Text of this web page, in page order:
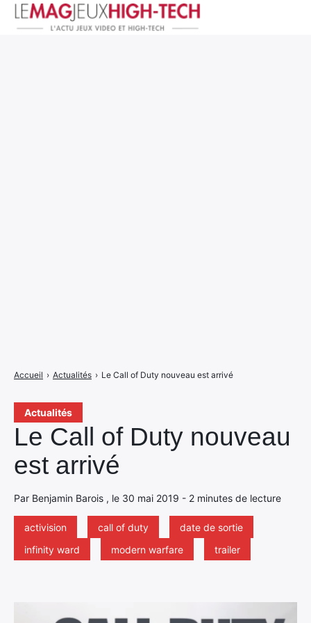
Actualités
Le Call of Duty nouveau
est arrivé
Par Benjamin Barois , le 30 mai 2019 - 2 minutes de lecture
activision call of duty
date de sortie
infinity ward
modern warfare trailer
Accueil › Actualités › Le Call of Duty nouveau est arrivé